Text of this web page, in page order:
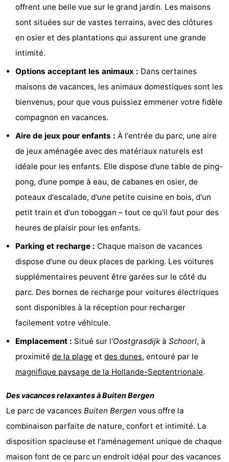
de
golf
Surfen
Peche
Sportive
Boire
manger
Événements
Pratiques
Forum
Stationnement
Adresses
Médicales
Région
Hollande-
Septentrionale
Nature
Duinen
aan
Bergen
Noordhollands
duinreservaat
Wijk
aan
Zee
Nature
Zuid-
Kennermerland
-
Amsterdam
-
Haarlem
-
offrent une belle vue sur le grand jardin. Les maisons
sont situées sur de vastes terrains, avec des clôtures
en osier et des plantations qui assurent une grande
intimité.
Options acceptant les animaux : Dans certaines
maisons de vacances, les animaux domestiques sont les
bienvenus, pour que vous puissiez emmener votre fidèle
compagnon en vacances.
Aire de jeux pour enfants : À l'entrée du parc, une aire
de jeux aménagée avec des matériaux naturels est
idéale pour les enfants. Elle dispose d’une table de ping-
pong, d’une pompe à eau, de cabanes en osier, de
poteaux d'escalade, d'une petite cuisine en bois, d'un
petit train et d'un toboggan – tout ce qu'il faut pour des
heures de plaisir pour les enfants.
Parking et recharge : Chaque maison de vacances
dispose d'une ou deux places de parking. Les voitures
supplémentaires peuvent être garées sur le côté du
parc. Des bornes de recharge pour voitures électriques
sont disponibles à la réception pour recharger
facilement votre véhicule.
Emplacement : Situé sur l'Oostgrasdijk à Schoorl, à
proximité de la plage et des dunes, entouré par le
magnifique paysage de la Hollande-Septentrionale.
Des vacances relaxantes àBuiten Bergen
Le parc de vacances Buiten Bergen vous offre la
combinaison parfaite de nature, confort et intimité. La
disposition spacieuse et l'aménagement unique de chaque
maison font de ce parc un endroit idéal pour des vacances